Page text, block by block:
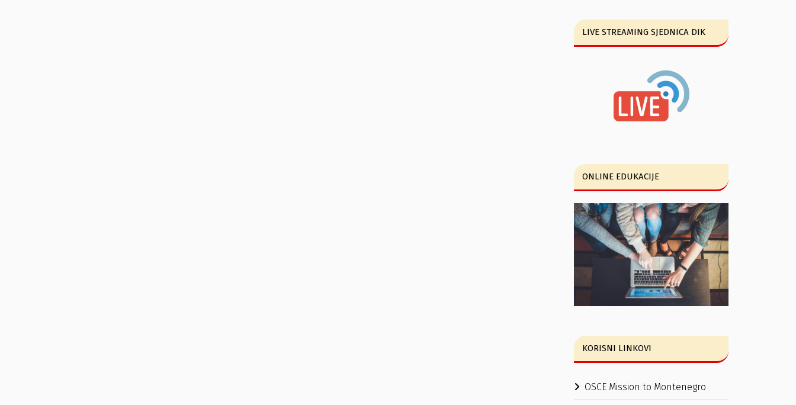
LIVE STREAMING SJEDNICA DIK
ONLINE EDUKACIJE
KORISNI LINKOVI
OSCE Mission to Montenegro